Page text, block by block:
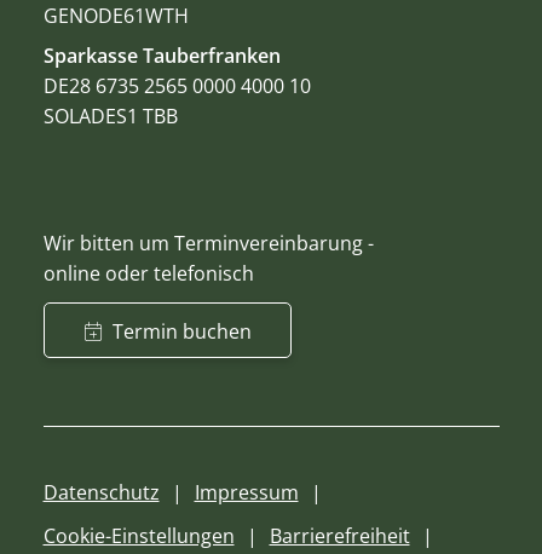
GENODE61WTH
Sparkasse Tauberfranken
DE28 6735 2565 0000 4000 10
SOLADES1 TBB
Wir bitten um Terminvereinbarung -
online oder telefonisch
Termin buchen
Datenschutz
Impressum
Cookie-Einstellungen
Barrierefreiheit